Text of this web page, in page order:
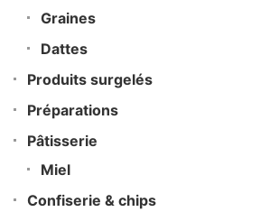
Graines
Dattes
Produits surgelés
Préparations
Pâtisserie
Miel
Confiserie & chips